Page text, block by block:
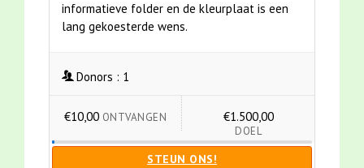
informatieve folder en de kleurplaat is een
lang gekoesterde wens.
Donors : 1
€10,00 ONTVANGEN €1.500,00
DOEL
STEUN ONS!